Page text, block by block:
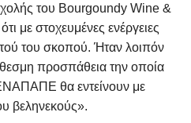
του Bourgoundy Wine &
με στοχευμένες ενέργειες
του σκοπού. Ήταν λοιπόν
προσπάθεια την οποία
θα εντείνουν με
βεληνεκούς».